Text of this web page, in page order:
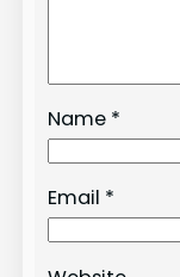
Name *
Email *